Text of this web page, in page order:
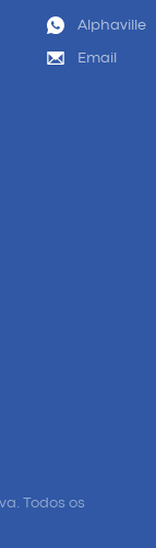
Alphaville
Email
Todos os